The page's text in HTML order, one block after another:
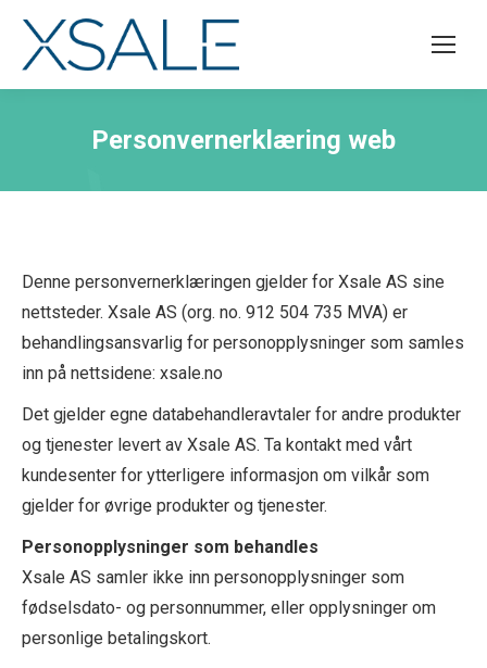
Personvernerklæring web
Denne personvernerklæringen gjelder for Xsale AS sine
nettsteder. Xsale AS (org. no. 912 504 735 MVA) er
behandlingsansvarlig for personopplysninger som samles
inn på nettsidene: xsale.no
Det gjelder egne databehandleravtaler for andre produkter
og tjenester levert av Xsale AS. Ta kontakt med vårt
kundesenter for ytterligere informasjon om vilkår som
gjelder for øvrige produkter og tjenester.
Personopplysninger som behandles
Xsale AS samler ikke inn personopplysninger som
fødselsdato- og personnummer, eller opplysninger om
personlige betalingskort.